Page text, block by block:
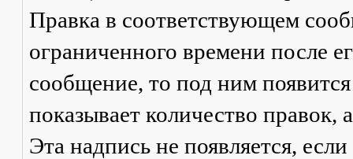
Правка в соответствующем
ограниченного времени после
сообщение, то под ним
показывает количество правок,
Эта надпись не появляется,